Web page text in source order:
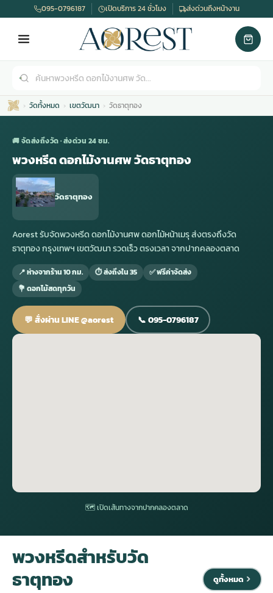
ดอกไม้หน้าศพ
ดอกไม้จัดงานศพ
จัดดอกไม้หน้าศพ
ดอกไม้หน้าหีบ
ดอกไม้งานศพ ส่งด่วน
ดอกไม้งานศพ กรุงเทพ
พวงหรีด กรุงเทพ
พวงหรีดราคา
สั่งพวงหรีด
ร้านพวงหรีด
พวงหรีดดอกไม้สด
พวงหรีดดอกไม้สด ราคาถูก
าเมรุ
มรุสีขาว
ไม้หน้าเมรุ
กไม้หน้าเมรุ
ม้หน้าเมรุ
ระดับเมรุ
ไม้งานแต่ง
ม้งานแต่ง ราคา
ไม้งานแต่ง ราคาถูก
ไม้งานแต่ง กรุงเทพ
อกไม้งานแต่ง
พวงหรีดพัดลม
พวงหรีดพัดลม ราคา
พวงหรีดพัดลม ราคาถูก
พวงหรีดพัดลม กรุงเทพ
พวงหรีดพัดลม ส่งด่วน
รับจัดงานศพ
รับจัดงานศพ ราคา
รับจัดงานศพ ครบวงจร
รับจัดงานศพ กรุงเทพ
095-0796187 เปิดบริการ 24 ชั่วโมง ส่งด่วนถึงหน้างาน
วัดทั้งหมด เขตวัฒนา วัดธาตุทอง
🚚 จัดส่งถึงวัด · ส่งด่วน 24 ชม.
พวงหรีด ดอกไม้งานศพ วัดธาตุทอง
วัดธาตุทอง
Aorest รับจัดพวงหรีด ดอกไม้งานศพ ดอกไม้หน้าเมรุ ส่งตรงถึงวัด
ธาตุทอง กรุงเทพฯ เขตวัฒนา รวดเร็ว ตรงเวลา จากปากคลองตลาด
📍 ห่างจากร้าน 10 กม. ⏱ ส่งถึงใน 35
✅ ฟรีค่าจัดส่ง
💐 ดอกไม้สดทุกวัน
💬 สั่งผ่าน LINE @aorest 📞 095-0796187
🗺 เปิดเส้นทางจากปากคลองตลาด
พวงหรีดสำหรับวัด
ธาตุทอง
ดูทั้งหมด